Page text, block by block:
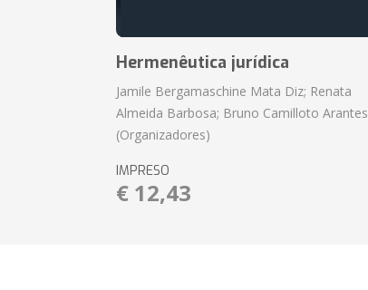
Hermenêutica jurídica
Jamile Bergamaschine Mata Diz; Renata
Almeida Barbosa; Bruno Camilloto Arantes
(Organizadores)
IMPRESO
€ 12,43